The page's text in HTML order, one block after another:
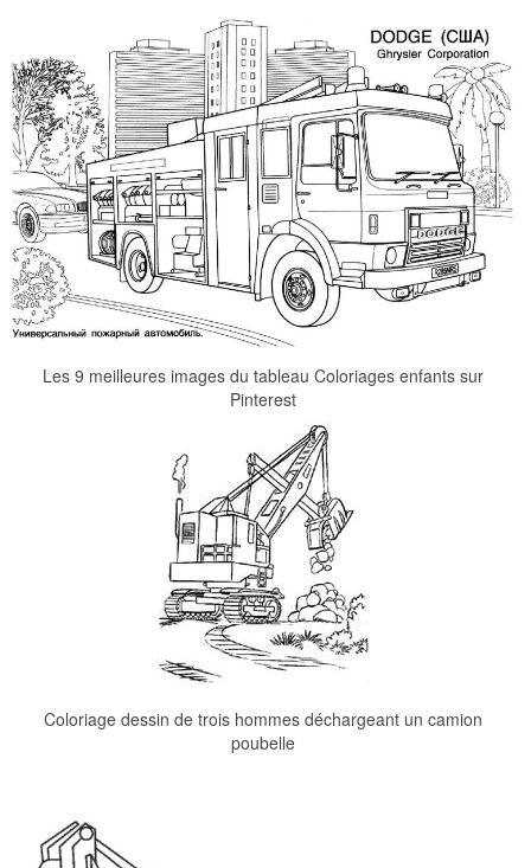
Les 9 meilleures images du tableau Coloriages enfants sur
Pinterest
Coloriage dessin de trois hommes déchargeant un camion
poubelle